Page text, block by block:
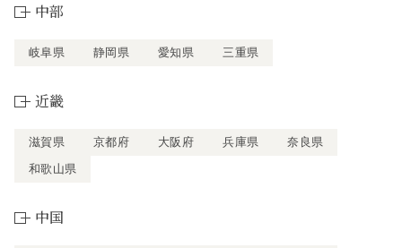
中部
岐阜県 静岡県 愛知県 三重県
近畿
滋賀県 京都府 大阪府 兵庫県
奈良県
和歌山県
中国